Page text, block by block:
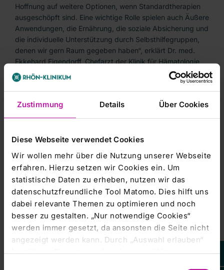
Zustimmung Details Über Cookies
Diese Webseite verwendet Cookies
Wir wollen mehr über die Nutzung unserer Webseite
erfahren. Hierzu setzen wir Cookies ein. Um
statistische Daten zu erheben, nutzen wir das
datenschutzfreundliche Tool Matomo. Dies hilft uns
dabei relevante Themen zu optimieren und noch
besser zu gestalten. „Nur notwendige Cookies“
werden immer gesetzt, da ansonsten die Seite nicht
angezeigt werden kann. Durch „Auswahl erlauben“
bestätigen Sie entsprechend ausgewählte
Hoffnung auf weitere Optionen, wenn Standardtherapien
ausgeschöpft sind. Eine wichtige Rolle spielen auch Äußere
Anwendungen, die Ernährung, die soziale Absicherung und
die individuelle Unterstützung durch Selbsthilfegruppen,
denen wir gern Raum gegeben haben“, erklärt Dr. med.
Ekkehard Eigendorff, Chefarzt der Klinik für Hämatologie,
Onkologie und Palliativmedizin.
Experten aus den Bereichen Chirurgie, interventionelle
Radiologie, Onkologie, Nuklearmedizin und
Gastroenterologie gaben Einblicke in ihre Behandlungen.
Deutschlandweitweit sind mehrere tausend Menschen von
Berka ist seit 2011 mehrfach rezertifiziertes
europäisches Exzellenzzentrumund eines der größten
Zentren in Europa.
Zum Zentrum gehören die Klinik für Hämatologie,
Onkologie und Palliativmedizin, Klinik für Nuklearmedizin,
die Klinik für Innere Medizin, Gastroenterologie und
Endokrinologie, die Klinik für Allgemeine
Chirurgie/Viszeralchirurgie sowie das Zentrum für